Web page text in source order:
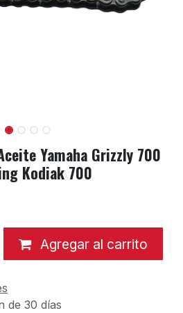
Yamaha Grizzly 700
Kodiak 700
Agregar al carrito
de 30 días